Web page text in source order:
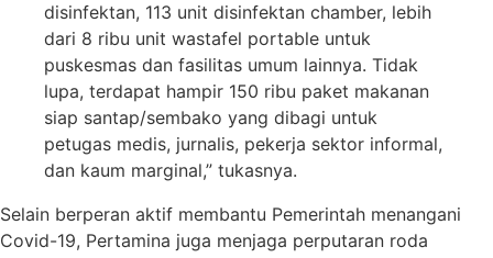
disinfektan, 113 unit disinfektan chamber, lebih
dari 8 ribu unit wastafel portable untuk
puskesmas dan fasilitas umum lainnya. Tidak
lupa, terdapat hampir 150 ribu paket makanan
siap santap/sembako yang dibagi untuk
petugas medis, jurnalis, pekerja sektor informal,
dan kaum marginal,” tukasnya.
Selain berperan aktif membantu Pemerintah menangani
Covid-19, Pertamina juga menjaga perputaran roda